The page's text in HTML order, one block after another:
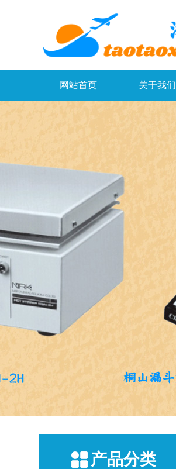
网站首页 关于我们
产品分类